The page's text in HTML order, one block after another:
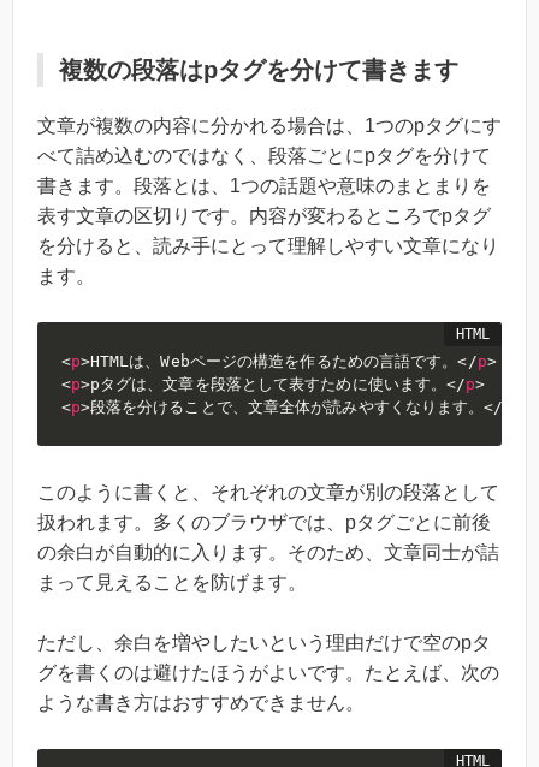
複数の段落はpタグを分けて書きます
文章が複数の内容に分かれる場合は、1つのpタグにす
べて詰め込むのではなく、段落ごとにpタグを分けて
書きます。段落とは、1つの話題や意味のまとまりを
表す文章の区切りです。内容が変わるところでpタグ
を分けると、読み手にとって理解しやすい文章になり
ます。
<p>HTMLは、Webページの構造を作るための言語です。</p>
<p>pタグは、文章を段落として表すために使います。</p>
<p>段落を分けることで、文章全体が読みやすくなります。</
このように書くと、それぞれの文章が別の段落として
扱われます。多くのブラウザでは、pタグごとに前後
の余白が自動的に入ります。そのため、文章同士が詰
まって見えることを防げます。
ただし、余白を増やしたいという理由だけで空のpタ
グを書くのは避けたほうがよいです。たとえば、次の
ような書き方はおすすめできません。